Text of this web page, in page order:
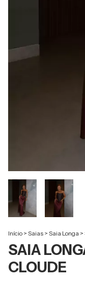
Início > Saias > Saia Longa >
SAIA
CLOUDE